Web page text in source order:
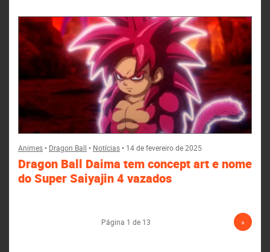
Animes• Dragon Ball • Notícias• 14 de fevereiro de 2025
Dragon Ball Daima tem concept art e nome
do Super Saiyajin 4 vazados
Página 1 de 13 »